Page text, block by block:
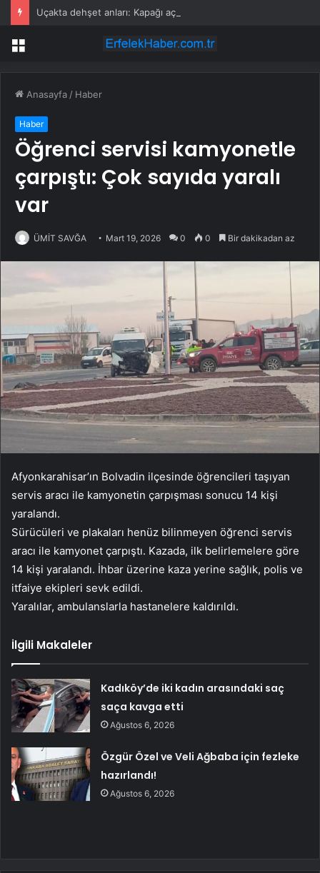
Menü
Anasayfa / Haber
Haber
Öğrenci servisi kamyonetle
çarpıştı: Çok sayıda yaralı
var
ÜMİT SAVĞA Mart 19, 2026 0 0 Bir dakikadan az
Afyonkarahisar’ın Bolvadin ilçesinde öğrencileri taşıyan
servis aracı ile kamyonetin çarpışması sonucu 14 kişi
yaralandı.
Sürücüleri ve plakaları henüz bilinmeyen öğrenci servis
aracı ile kamyonet çarpıştı. Kazada, ilk belirlemelere göre
14 kişi yaralandı. İhbar üzerine kaza yerine sağlık, polis ve
itfaiye ekipleri sevk edildi.
Yaralılar, ambulanslarla hastanelere kaldırıldı.
İlgili Makaleler
Kadıköy’de iki kadın arasındaki saç
saça kavga etti
Ağustos 6, 2026
Özgür Özel ve Veli Ağbaba için fezleke
hazırlandı!
Ağustos 6, 2026